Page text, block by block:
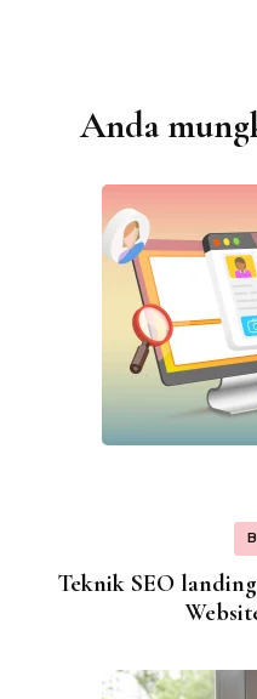
NavigasiAnda
Teknik SEO